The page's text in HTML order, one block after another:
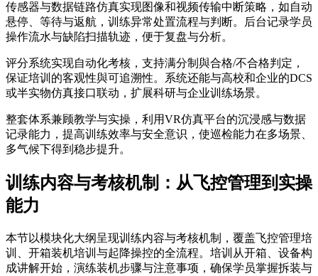
传感器与数据链路仿真实现图像和视频传输中断策略，如自动
悬停、等待与返航，训练异常处置流程与判断。后台记录学员
操作流水与缺陷扫描轨迹，便于复盘与分析。
评分系统实现自动化考核，支持满分制與合格/不合格判定，
保证培训的客观性與可追溯性。系统还能与高校和企业的DCS
或半实物仿真接口联动，扩展科研与企业训练场景。
整套体系兼顾教学与实操，利用VR仿真平台的沉浸感与数据
记录能力，提高训练效率与安全意识，使巡检能力在多场景、
多气候下得到稳步提升。
训练内容与考核机制：从飞控管理到实操
能力
本节以模块化大纲呈现训练内容与考核机制，覆盖飞控管理培
训、开箱装机培训与起降操控的全流程。培训从开箱、设备构
成讲解开始，演练装机步骤与注意事项，确保学员掌握拆装与